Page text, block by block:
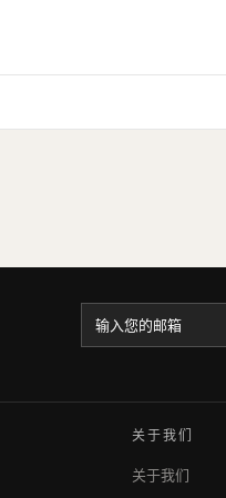
关于我们
关于我们